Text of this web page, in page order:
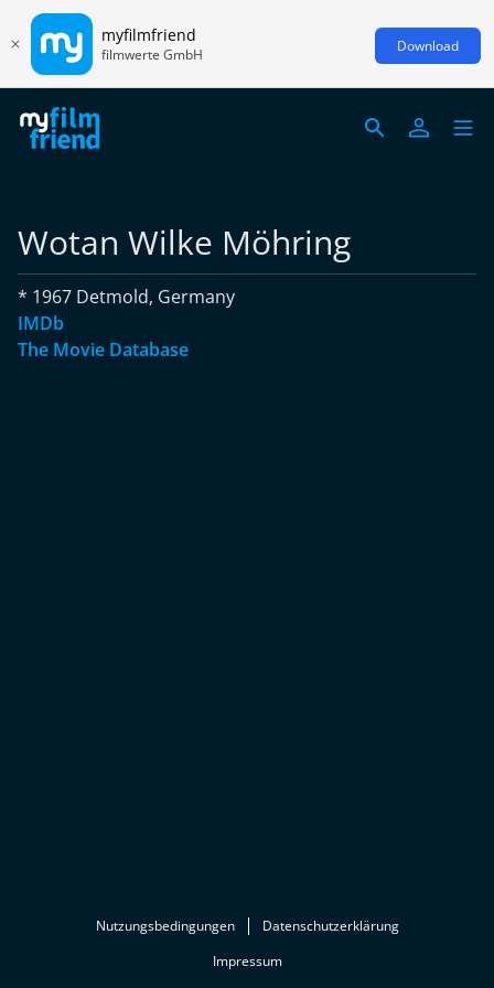
myfilmfriend
filmwerte GmbH Download
Wotan Wilke Möhring
* 1967 Detmold, Germany
IMDb
The Movie Database
Nutzungsbedingungen
Datenschutzerklärung
Impressum